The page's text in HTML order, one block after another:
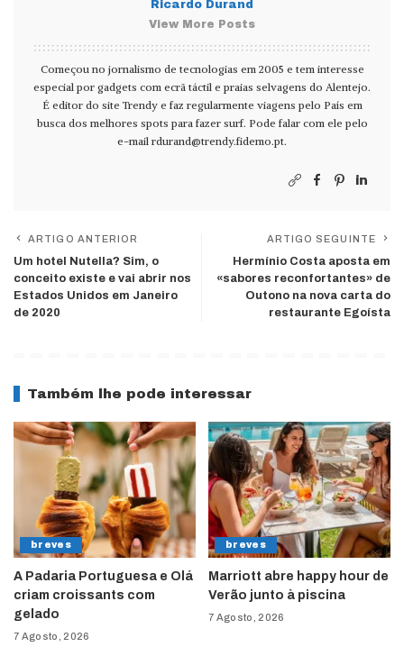
Ricardo Durand
View More Posts
Começou no jornalismo de tecnologias em 2005 e tem interesse
especial por gadgets com ecrã táctil e praias selvagens do Alentejo.
É editor do site Trendy e faz regularmente viagens pelo País em
busca dos melhores spots para fazer surf. Pode falar com ele pelo
e-mail rdurand@trendy.fidemo.pt.
ARTIGO ANTERIOR
Um hotel Nutella? Sim, o
conceito existe e vai abrir nos
Estados Unidos em Janeiro
de 2020
ARTIGO SEGUINTE
Hermínio Costa aposta em
«sabores reconfortantes» de
Outono na nova carta do
restaurante Egoísta
Também lhe pode interessar
breves
A Padaria Portuguesa e Olá
criam croissants com
gelado
7 Agosto, 2026
breves
Marriott abre happy hour de
Verão junto à piscina
7 Agosto, 2026